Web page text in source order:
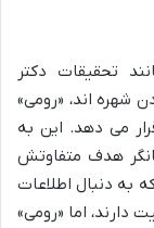
تحقیقات دکتر
شهره اند، «رومی»
می دهد. این به
هدف متفاوتش
به دنبال اطلاعات
اما «رومی»